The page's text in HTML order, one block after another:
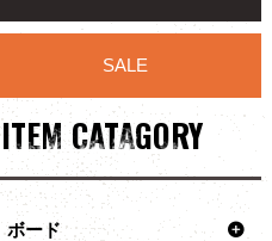
SALE
ITEM CATAGORY
ボード